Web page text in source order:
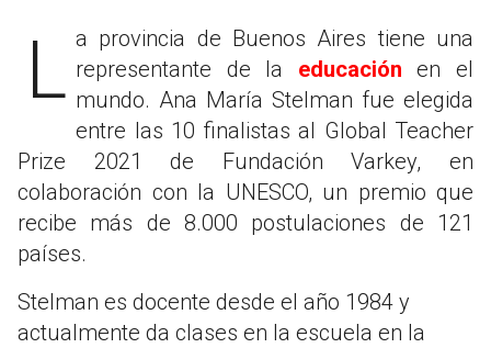
La provincia de Buenos Aires tiene una representante de la educación en el
mundo. Ana María Stelman fue elegida
entre las 10 finalistas al Global Teacher
Prize 2021 de Fundación Varkey, en
colaboración con la UNESCO, un premio que
recibe más de 8.000 postulaciones de 121
países.
Stelman es docente desde el año 1984 y
actualmente da clases en la escuela en la